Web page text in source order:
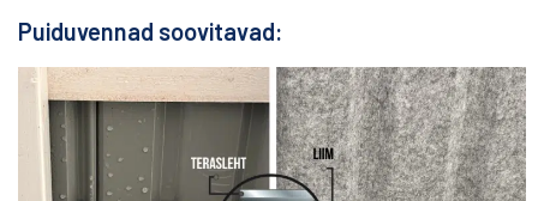
Puiduvennad soovitavad: